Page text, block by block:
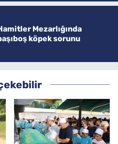
Mezarlığında
köpek sorunu